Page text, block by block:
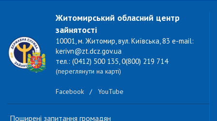
Житомирський обласний центр
зайнятості
10001, м. Житомир, вул. Київська, 83 e-mail:
kerivn@zt.dcz.gov.ua
тел.: (0412) 500 135, 0(800) 219 714
(переглянути на карті)
Facebook / YouTube
Поширені запитання громадян